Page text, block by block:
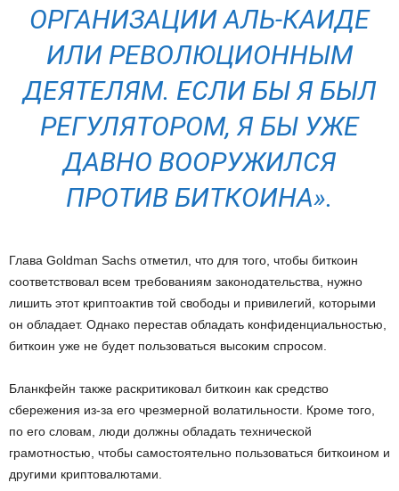
ОРГАНИЗАЦИИ АЛЬ-КАИДЕ
ИЛИ РЕВОЛЮЦИОННЫМ
ДЕЯТЕЛЯМ. ЕСЛИ БЫ Я БЫЛ
РЕГУЛЯТОРОМ, Я БЫ УЖЕ
ДАВНО ВООРУЖИЛСЯ
ПРОТИВ БИТКОИНА».
Глава Goldman Sachs отметил, что для того, чтобы биткоин
соответствовал всем требованиям законодательства, нужно
лишить этот криптоактив той свободы и привилегий, которыми
он обладает. Однако перестав обладать конфиденциальностью,
биткоин уже не будет пользоваться высоким спросом.
Бланкфейн также раскритиковал биткоин как средство
сбережения из-за его чрезмерной волатильности. Кроме того,
по его словам, люди должны обладать технической
грамотностью, чтобы самостоятельно пользоваться биткоином и
другими криптовалютами.